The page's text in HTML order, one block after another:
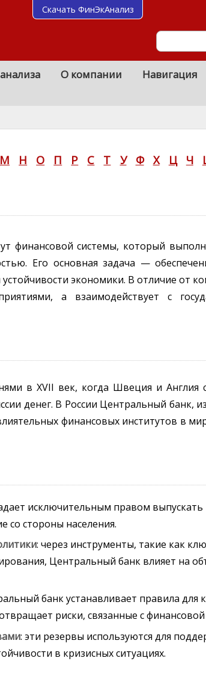
О компании Навигация
М Н О П Р С Т У Ф Х Ц Ч
финансовой системы, который
Его основная задача —
экономики. В отличие от
а взаимодействует с
в XVII век, когда Швеция и Англия
денег. В России Центральный банк,
финансовых институтов в
исключительным правом
со стороны населения.
: через инструменты, такие как
Центральный банк влияет на
банк устанавливает правила для
риски, связанные с
: эти резервы используются для
в кризисных ситуациях.
Скачать ФинЭкАнализ